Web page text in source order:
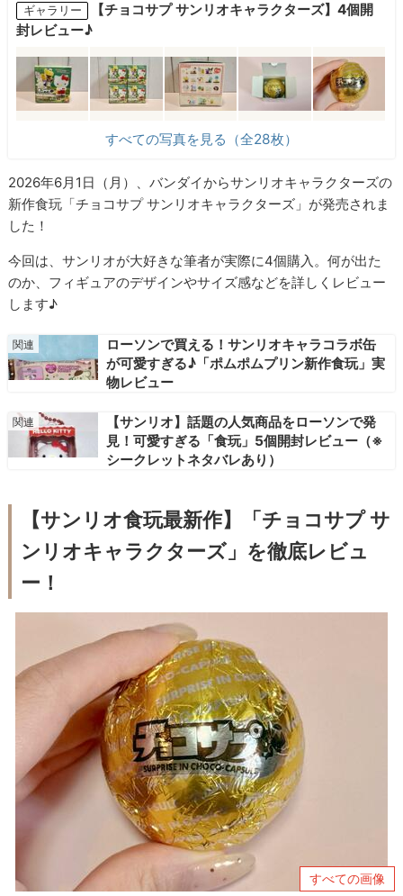
ギャラリー
【チョコサプ サンリオキャラクターズ】4個開
封レビュー♪
すべての写真を見る（全28枚）
2026年6月1日（月）、バンダイからサンリオキャラクターズの
新作食玩「チョコサプ サンリオキャラクターズ」が発売されま
した！
今回は、サンリオが大好きな筆者が実際に4個購入。何が出た
のか、フィギュアのデザインやサイズ感などを詳しくレビュー
します♪
ローソンで買える！サンリオキャラコラボ缶
が可愛すぎる♪「ポムポムプリン新作食玩」実
物レビュー
【サンリオ】話題の人気商品をローソンで発
見！可愛すぎる「食玩」5個開封レビュー（※
シークレットネタバレあり）
【サンリオ食玩最新作】「チョコサプ サ
ンリオキャラクターズ」を徹底レビュ
ー！
すべての画像